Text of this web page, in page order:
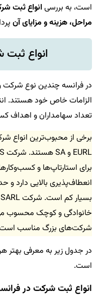
است، به بررسی انواع ثبت
مراحل، هزینه و مزایای آن
انواع
در فرانسه چندین نوع شرکت
الزامات خاص خود هستند.
تعداد سهامداران و اهداف
برای استارتاپ‌ها و
انعطاف‌پذیری بالایی دارد و
شرکت‌های بزرگ مناسب
در جدول زیر به معرفی بهتر
است.
انواع ثبت شرکت در